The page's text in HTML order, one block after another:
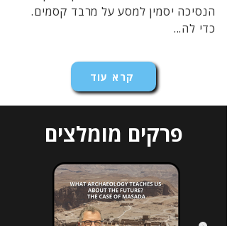
הנסיכה יסמין למסע על מרבד קסמים.
כדי לה...
קרא עוד
פרקים מומלצים